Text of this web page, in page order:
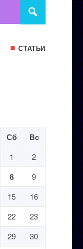
СТАТЬИ
Сб Вс
1
2
8
9
15
16
22
23
29
30